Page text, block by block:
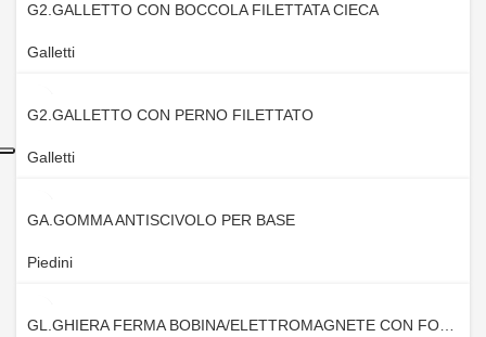
G2.GALLETTO CON BOCCOLA FILETTATA CIECA
Galletti
G2.GALLETTO CON PERNO FILETTATO
Galletti
GA.GOMMA ANTISCIVOLO PER BASE
Piedini